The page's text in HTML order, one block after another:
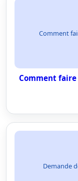
Comment
Comment
Demande